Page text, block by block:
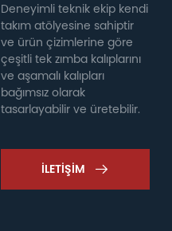
Deneyimli teknik ekip kendi
takım atölyesine sahiptir
ve ürün çizimlerine göre
çeşitli tek zımba kalıplarını
ve aşamalı kalıpları
bağımsız olarak
tasarlayabilir ve üretebilir.
İLETIŞIM 